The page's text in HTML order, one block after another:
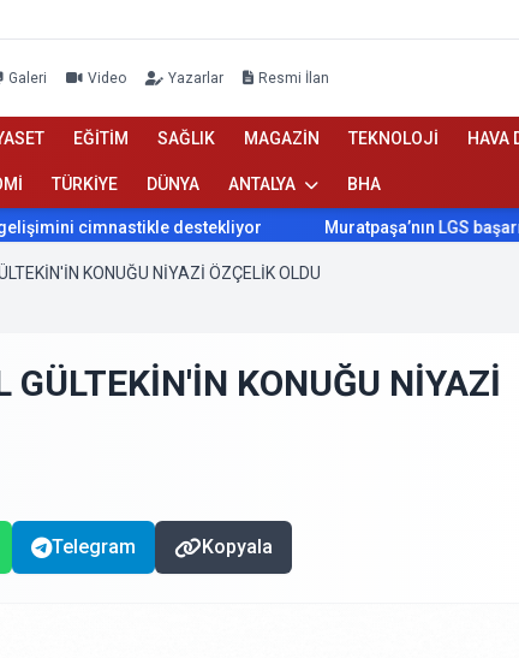
Galeri Video Yazarlar Resmi İlan
EĞİTİM SAĞLIK MAGAZİN TEKNOLOJİ HAVA
TÜRKİYE DÜNYA ANTALYA BHA
cimnastikle destekliyor Muratpaşa’nın LGS başarısı
KONUĞU NİYAZİ ÖZÇELİK OLDU
GÜLTEKİN'İN KONUĞU NİYAZİ
Telegram Kopyala